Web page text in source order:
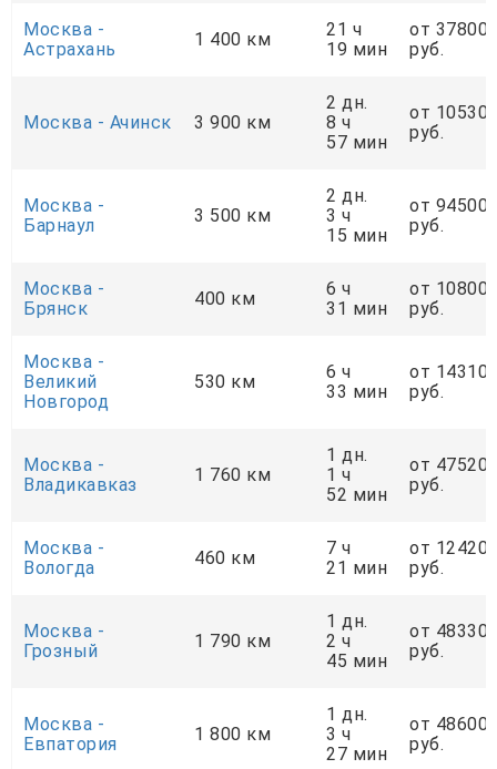
Москва -
Астрахань
1 400 км
21 ч
19 мин
от 37800
руб.
Москва - Ачинск 3 900 км
2 дн.
8 ч
57 мин
от
руб.
Москва -
Барнаул
3 500 км
2 дн.
3 ч
15 мин
от 94500
руб.
Москва -
Брянск
400 км
6 ч
31 мин
от 10800
руб.
Москва -
Великий
Новгород
530 км
6 ч
33 мин
от 14310
руб.
Москва -
Владикавказ
1 760 км
1 дн.
1 ч
52 мин
от 47520
руб.
Москва -
Вологда
460 км
7 ч
21 мин
от 12420
руб.
Москва -
Грозный
1 790 км
1 дн.
2 ч
45 мин
от 48330
руб.
Москва -
Евпатория
1 800 км
1 дн.
3 ч
27 мин
от 48600
руб.